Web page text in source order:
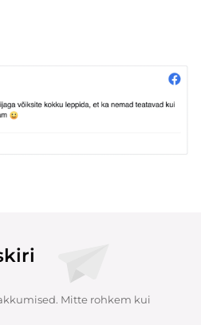
Mitte rohkem kui